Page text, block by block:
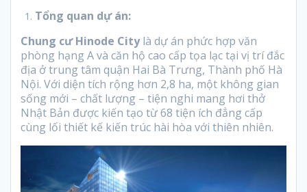
Tổng quan dự án:
Chung cư Hinode Citylà dự án phức hợp văn
phòng hạng A và căn hộ cao cấp tọa lạc tại vị trí đắc
địa ở trung tâm quận Hai Bà Trưng, Thành phố Hà
Nội. Với diện tích rộng hơn 2,8 ha, một không gian
sống mới – chất lượng – tiện nghi mang hơi thở
Nhật Bản được kiến tạo từ 68 tiện ích đẳng cấp
cùng lối thiết kế kiến trúc hài hòa với thiên nhiên.